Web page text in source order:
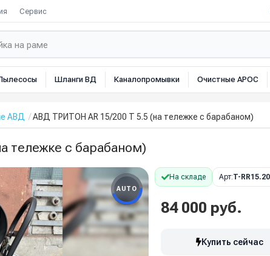
Сервис
Шланги ВД Каналопромывки Очистные АРОС
АВД АВД ТРИТОН AR 15/200 T 5.5 (на тележке с барабаном)
тележке с барабаном)
AUTO
На складе Арт:T-
84 000 руб.
Купить сейчас